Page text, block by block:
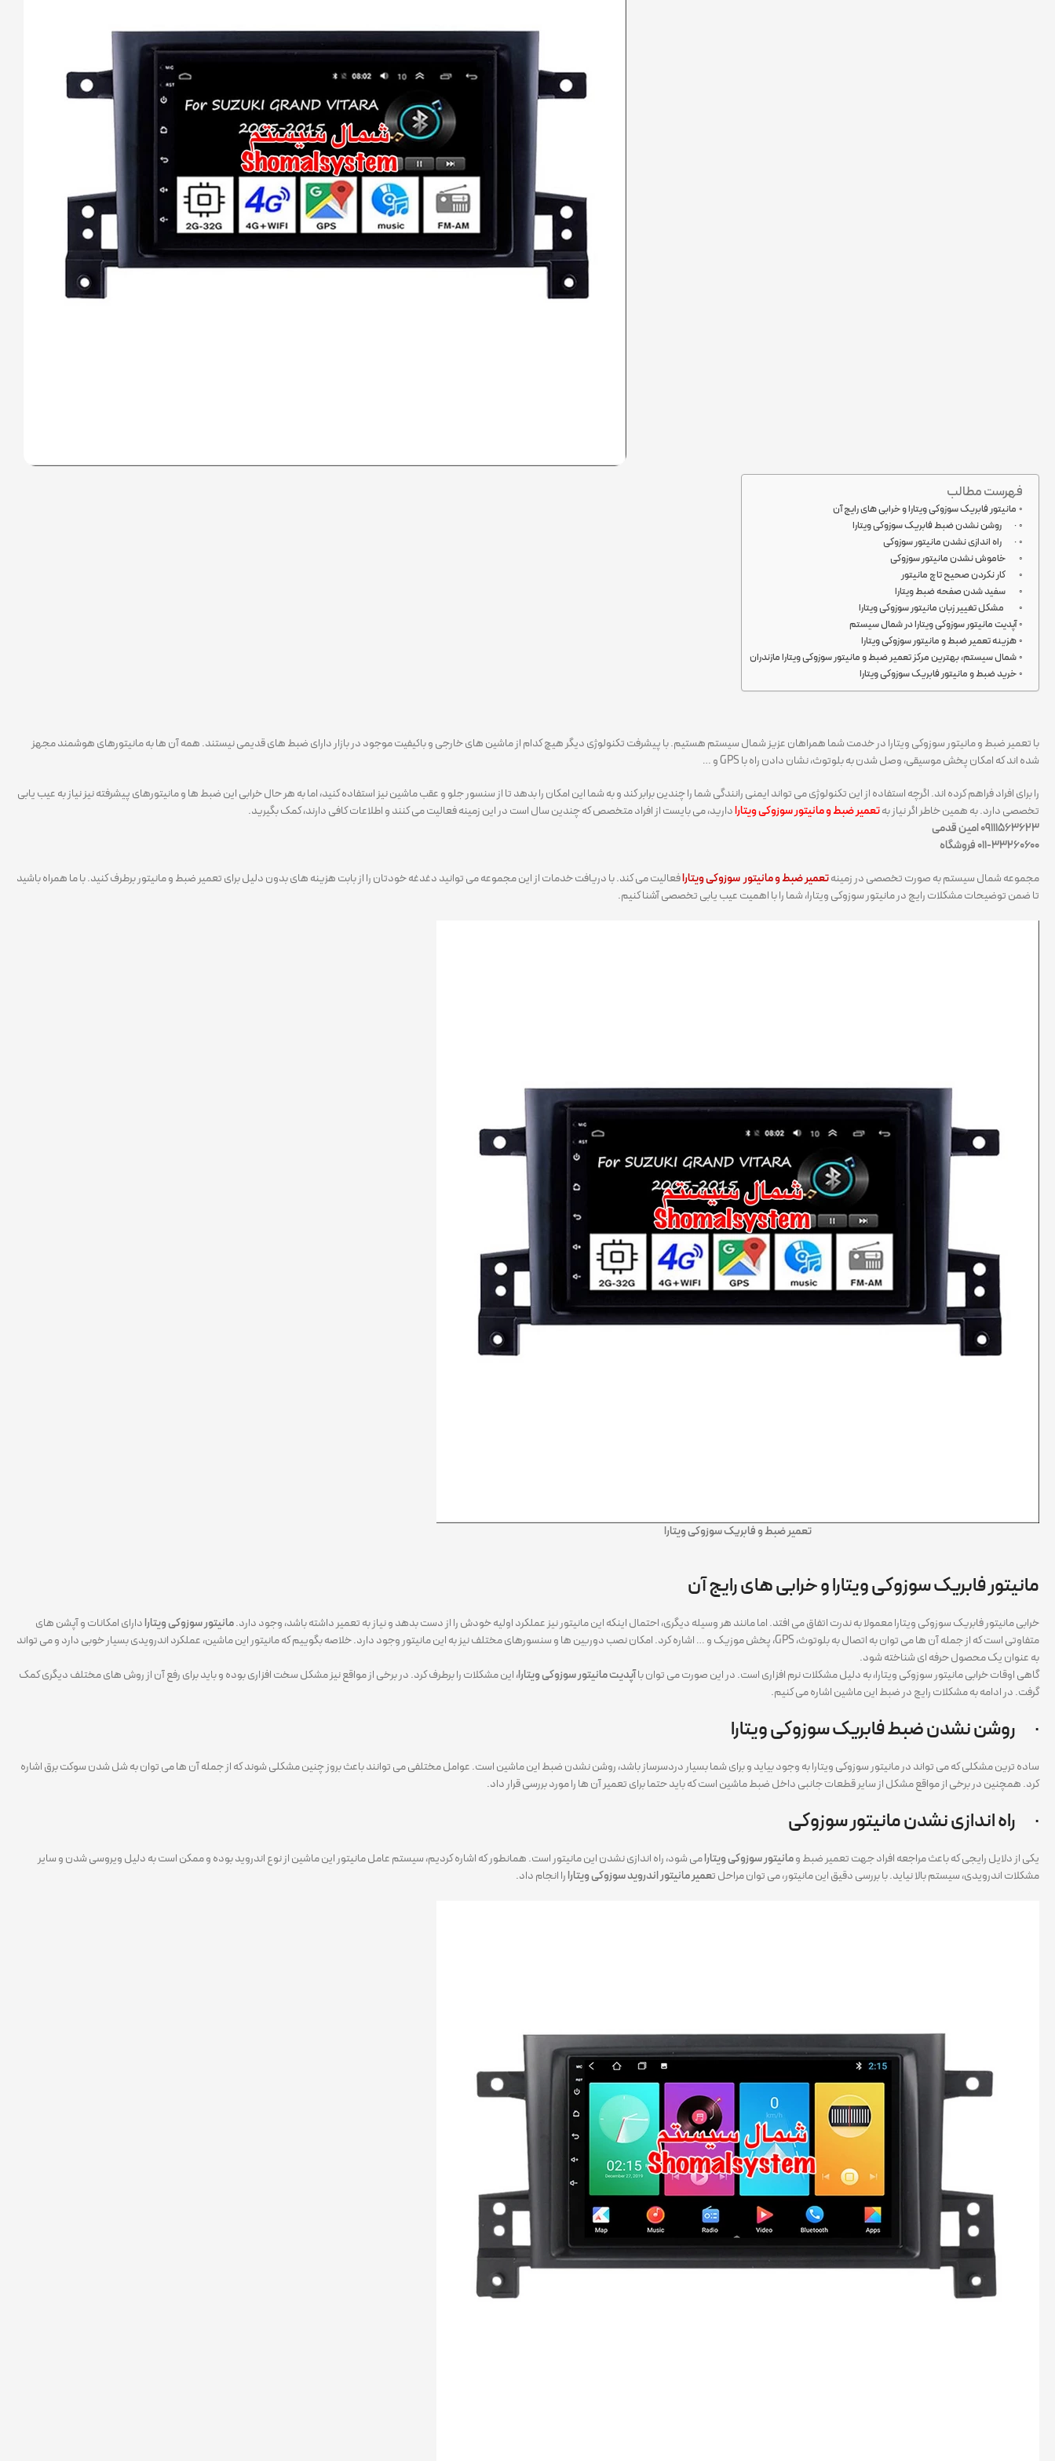
فهرست مطالب
مانیتور فابریک سوزوکی ویتارا و خرابی های رایج آن
· روشن نشدن ضبط فابریک سوزوکی ویتارا
· راه اندازی نشدن مانیتور سوزوکی
خاموش نشدن مانیتور سوزوکی
کار نکردن صحیح تاچ مانیتور
سفید شدن صفحه ضبط ویتارا
مشکل تغییر زبان مانیتور سوزوکی ویتارا
آپدیت مانیتور سوزوکی ویتارا در شمال سیستم
هزینه تعمیر ضبط و مانیتور سوزوکی ویتارا
شمال سیستم، بهترین مرکز تعمیر ضبط و مانیتور سوزوکی ویتارا مازندران
خرید ضبط و مانیتور فابریک سوزوکی ویتارا
با تعمیر ضبط و مانیتور سوزوکی ویتارا در خدمت شما همراهان عزیز شمال سیستم هستیم. با پیشرفت تکنولوژی دیگر هیچ کدام از ماشین های خارجی و باکیفیت موجود در بازار دارای ضبط های قدیمی نیستند. همه آن ها به مانیتورهای هوشمند مجهز
شده اند که امکان پخش موسیقی، وصل شدن به بلوتوث، نشان دادن راه با GPS و …
را برای افراد فراهم کرده اند. اگرچه استفاده از این تکنولوژی می تواند ایمنی رانندگی شما را چندین برابر کند و به شما این امکان را بدهد تا از سنسور جلو و عقب ماشین نیز استفاده کنید، اما به هر حال خرابی این ضبط ها و مانیتورهای پیشرفته نیز نیاز به عیب یابی
تخصصی دارد. به همین خاطر اگر نیاز بهتعمیر ضبط و مانیتور سوزوکی ویتارادارید، می بایست از افراد متخصص که چندین سال است در این زمینه فعالیت می کنند و اطلاعات کافی دارند، کمک بگیرید.
۰۹۱۱۱۵۶۳۶۲۳ امین قدمی
۰۱۱-۳۳۲۶۰۶۰۰ فروشگاه
مجموعه شمال سیستم به صورت تخصصی در زمینهتعمیر ضبط و مانیتور سوزوکی ویتارافعالیت می کند. با دریافت خدمات از این مجموعه می توانید دغدغه خودتان را از بابت هزینه های بدون دلیل برای تعمیر ضبط و مانیتور برطرف کنید. با ما همراه باشید
تا ضمن توضیحات مشکلات رایج در مانیتور سوزوکی ویتارا، شما را با اهمیت عیب یابی تخصصی آشنا کنیم.
تعمیر ضبط و فابریک سوزوکی ویتارا
مانیتور فابریک سوزوکی ویتارا و خرابی های رایج آن
خرابی مانیتور فابریک سوزوکی ویتارا معمولا به ندرت اتفاق می افتد. اما مانند هر وسیله دیگری، احتمال اینکه این مانیتور نیز عملکرد اولیه خودش را از دست بدهد و نیاز به تعمیر داشته باشد، وجود دارد.مانیتور سوزوکی ویتارادارای امکانات و آپشن های
متفاوتی است که از جمله آن ها می توان به اتصال به بلوتوث، GPS، پخش موزیک و … اشاره کرد. امکان نصب دوربین ها و سنسورهای مختلف نیز به این مانیتور وجود دارد. خلاصه بگوییم که مانیتور این ماشین، عملکرد اندرویدی بسیار خوبی دارد و می تواند
به عنوان یک محصول حرفه ای شناخته شود.
گاهی اوقات خرابی مانیتور سوزوکی ویتارا، به دلیل مشکلات نرم افزاری است. در این صورت می توان باآپدیت مانیتور سوزوکی ویتارا، این مشکلات را برطرف کرد. در برخی از مواقع نیز مشکل سخت افزاری بوده و باید برای رفع آن از روش های مختلف دیگری کمک
گرفت. در ادامه به مشکلات رایج در ضبط این ماشین اشاره می کنیم.
· روشن نشدن ضبط فابریک سوزوکی ویتارا
ساده ترین مشکلی که می تواند در مانیتور سوزوکی ویتارا به وجود بیاید و برای شما بسیار دردسرساز باشد، روشن نشدن ضبط این ماشین است. عوامل مختلفی می توانند باعث بروز چنین مشکلی شوند که از جمله آن ها می توان به شل شدن سوکت برق اشاره
کرد. همچنین در برخی از مواقع مشکل از سایر قطعات جانبی داخل ضبط ماشین است که باید حتما برای تعمیر آن ها را مورد بررسی قرار داد.
· راه اندازی نشدن مانیتور سوزوکی
یکی از دلایل رایجی که باعث مراجعه افراد جهت تعمیر ضبط ومانیتور سوزوکی ویتارامی شود، راه اندازی نشدن این مانیتور است. همانطور که اشاره کردیم، سیستم عامل مانیتور این ماشین از نوع اندروید بوده و ممکن است به دلیل ویروسی شدن و سایر
مشکلات اندرویدی، سیستم بالا نیاید. با بررسی دقیق این مانیتور، می توان مراحل تعمیر مانیتور اندروید سوزوکی ویتارارا انجام داد.